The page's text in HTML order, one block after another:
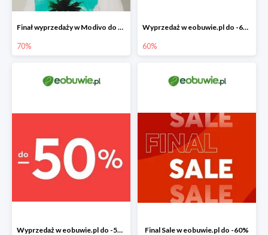
Finał wyprzedaży w Modivo do -70%
70%
Wyprzedaż w eobuwie.pl do -60%
60%
Wyprzedaż w eobuwie.pl do -50% Final Sale w eobuwie.pl do -60%